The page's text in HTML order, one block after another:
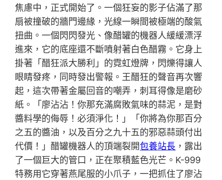
焦慮中，正式開始了。一個狂妄的影子佔滿了那
扇被撞破的牆門邊緣，光線一瞬間被極端的酸氣
扭曲。一個閃閃發光、像醋罐的機器人緩緩漂浮
進來，它的底座還不斷噴射著白色醋霧。它身上
掛著「醋狂派大勝利」的霓虹燈牌，閃爍得讓人
眼睛發疼，同時發出警報。王醋狂的聲音再次響
起，這次帶著金屬回音的嘲弄，刺耳得像是磨砂
紙。「廖沾沾！你那充滿腐敗氣味的蒜泥，是對
醬料學的侮辱！必須淨化！」「你將為你那百分
之五的醬油，以及百分之九十五的邪惡蒜頭付出
代價！」醋罐機器人的頂端裂開包養站長 ，露出
了一個巨大的管口，正在聚積藍色光芒。K-999
特務用它穿著燕尾服的小爪子，一把抓住了廖沾